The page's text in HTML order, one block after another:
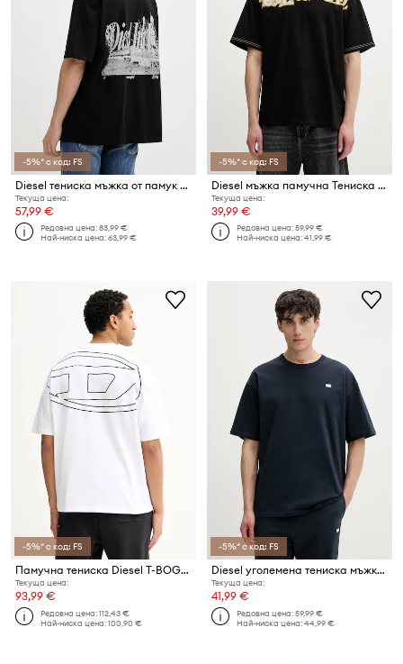
-5%* с код: FS
Diesel тениска мъжка от памук T-BOGGY-V2
Текуща цена:
57,99 €
Редовна цена:83,99 €
Най-ниска цена:63,99 €
-5%* с код: FS
Diesel мъжка памучна Тениска T-BOXT-V3
Текуща цена:
39,99 €
Редовна цена:59,99 €
Най-ниска цена:41,99 €
-5%* с код: FS
Памучна тениска Diesel T-BOGGY-MEGOVAL-D
Текуща цена:
93,99 €
Редовна цена:112,43 €
Най-ниска цена:100,90 €
-5%* с код: FS
Diesel уголемена тениска мъжка памучна T-BOXT-R30 T-SHIRT
Текуща цена:
41,99 €
Редовна цена:59,99 €
Най-ниска цена:44,99 €